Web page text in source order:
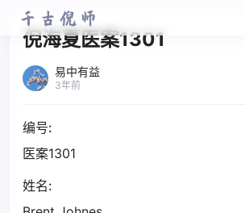
倪海夏医案1301
易中有益
3年前
编号:
医案1301
姓名: